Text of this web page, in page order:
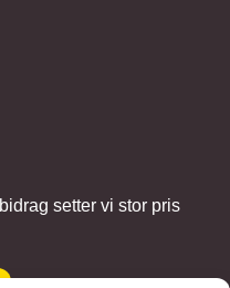
setter vi stor pris